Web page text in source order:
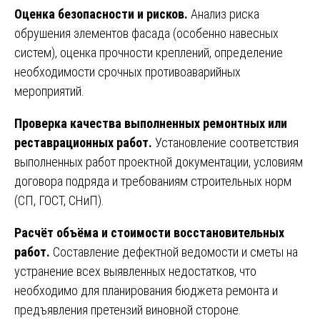
Оценка безопасности и рисков. Анализ риска
обрушения элементов фасада (особенно навесных
систем), оценка прочности креплений, определение
необходимости срочных противоаварийных
мероприятий.
Проверка качества выполненных ремонтных или
реставрационных работ. Установление соответствия
выполненных работ проектной документации, условиям
договора подряда и требованиям строительных норм
(СП, ГОСТ, СНиП).
Расчёт объёма и стоимости восстановительных
работ. Составление дефектной ведомости и сметы на
устранение всех выявленных недостатков, что
необходимо для планирования бюджета ремонта и
предъявления претензий виновной стороне.